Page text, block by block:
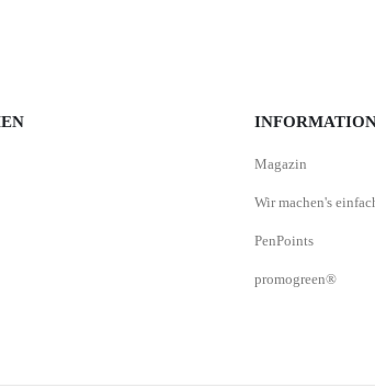
Magazin
Wir machen's
PenPoints
promogreen®